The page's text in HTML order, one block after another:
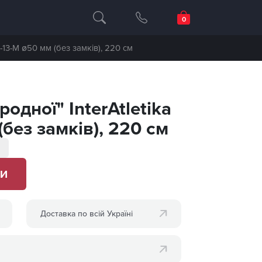
M ø50 мм (без замків), 220 см
InterAtletika
замків), 220 см
Доставка по всій Україні